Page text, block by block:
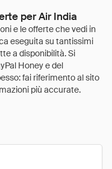
per Air India